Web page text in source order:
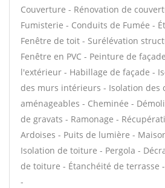
Couverture - Rénovation de
Fumisterie - Conduits de Fumée -
Fenêtre de toit - Surélévation
Fenêtre en PVC - Peinture de
l'extérieur - Habillage de façade -
des murs intérieurs - Isolation des
aménageables - Cheminée -
de gravats - Ramonage -
Ardoises - Puits de lumière -
Isolation de toiture - Pergola -
de toiture - Étanchéité de terrasse
-